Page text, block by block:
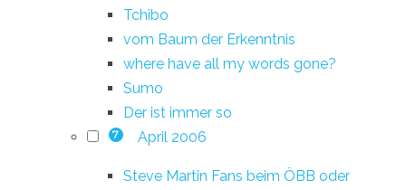
Tchibo
vom Baum der Erkenntnis
where have all my words gone?
Sumo
Der ist immer so
7 April 2006
Steve Martin Fans beim ÖBB oder